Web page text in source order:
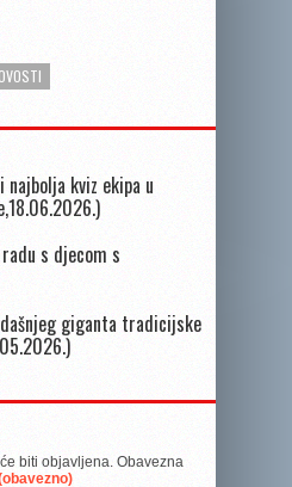
kviz ekipa u
s djecom s
giganta tradicijske
biti objavljena. Obavezna